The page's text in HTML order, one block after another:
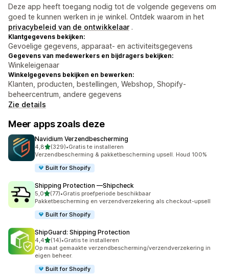
Deze app heeft toegang nodig tot de volgende gegevens om
goed te kunnen werken in je winkel. Ontdek waarom in het
privacybeleid van de ontwikkelaar .
Klantgegevens bekijken:
Gevoelige gegevens, apparaat- en activiteitsgegevens
Gegevens van medewerkers en bijdragers bekijken:
Winkeleigenaar
Winkelgegevens bekijken en bewerken:
Klanten, producten, bestellingen, Webshop, Shopify-
beheercentrum, andere gegevens
Zie details
Meer apps zoals deze
Navidium Verzendbescherming
4,8van 5 sterren
(329)
329 recensies in totaal
•Gratis te installeren
Verzendbescherming & pakketbescherming upsell. Houd 100%
Built for Shopify
Shipping Protection —Shipcheck
5,0van 5 sterren
(77)
77 recensies in totaal
•Gratis proefperiode beschikbaar
Pakketbescherming en verzendverzekering als checkout-upsell
Built for Shopify
ShipGuard: Shipping Protection
4,4van 5 sterren
(14)
14 recensies in totaal
•Gratis te installeren
Op maat gemaakte verzendbescherming/verzendverzekering in
eigen beheer.
Built for Shopify